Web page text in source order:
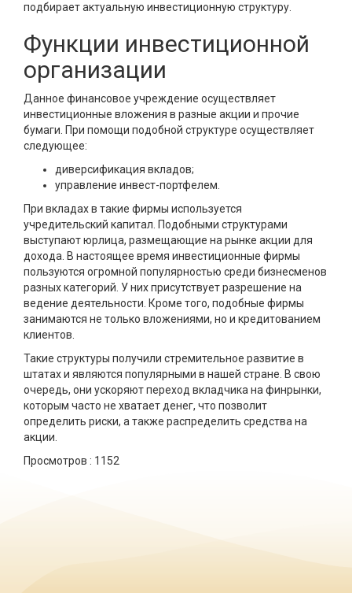
подбирает актуальную инвестиционную структуру.
Функции инвестиционной
организации
Данное финансовое учреждение осуществляет
инвестиционные вложения в разные акции и прочие
бумаги. При помощи подобной структуре осуществляет
следующее:
диверсификация вкладов;
управление инвест-портфелем.
При вкладах в такие фирмы используется
учредительский капитал. Подобными структурами
выступают юрлица, размещающие на рынке акции для
дохода. В настоящее время инвестиционные фирмы
пользуются огромной популярностью среди бизнесменов
разных категорий. У них присутствует разрешение на
ведение деятельности. Кроме того, подобные фирмы
занимаются не только вложениями, но и кредитованием
клиентов.
Такие структуры получили стремительное развитие в
штатах и являются популярными в нашей стране. В свою
очередь, они ускоряют переход вкладчика на финрынки,
которым часто не хватает денег, что позволит
определить риски, а также распределить средства на
акции.
Просмотров : 1152